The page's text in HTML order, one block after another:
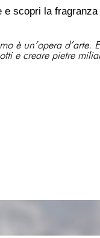
scopri la
è un’opera d’arte.
e creare pietre